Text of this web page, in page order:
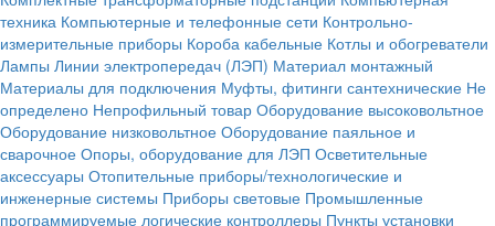
техника Компьютерные и телефонные сети Контрольно-
измерительные приборы Короба кабельные Котлы и обогреватели
Лампы Линии электропередач (ЛЭП) Материал монтажный
Материалы для подключения Муфты, фитинги сантехнические Не
определено Непрофильный товар Оборудование высоковольтное
Оборудование низковольтное Оборудование паяльное и
сварочное Опоры, оборудование для ЛЭП Осветительные
аксессуары Отопительные приборы/технологические и
инженерные системы Приборы световые Промышленные
программируемые логические контроллеры Пункты установки